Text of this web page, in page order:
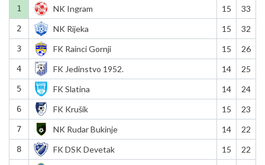
1 NK Ingram 15 33
2 NK Rijeka 15 32
3 FK Rainci Gornji 15 26
4 FK Jedinstvo 1952. 14 25
5 FK Slatina 14 24
6 FK Krušik 15 23
7 NK Rudar Bukinje 14 22
8 FK DSK Devetak 15 22